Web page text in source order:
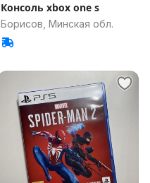
Консоль xbox one s
Борисов, Минская обл.